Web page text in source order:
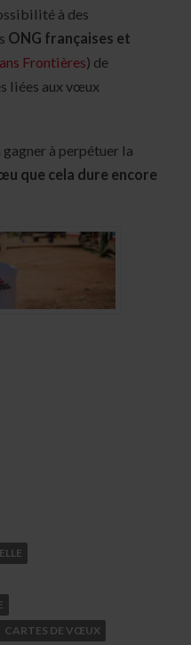
à des
ONG françaises et
Frontières) de
liées aux vœux
gagner à perpétuer la
que cela dure encore
CARTES DE VŒUX